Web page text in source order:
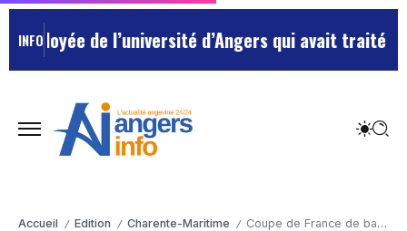
INFO de l’université d’Angers qui avait traité ses
Accueil / Edition / Charente-Maritime / Coupe de France de basket : La Rochelle ira défier Challans au 2e tour